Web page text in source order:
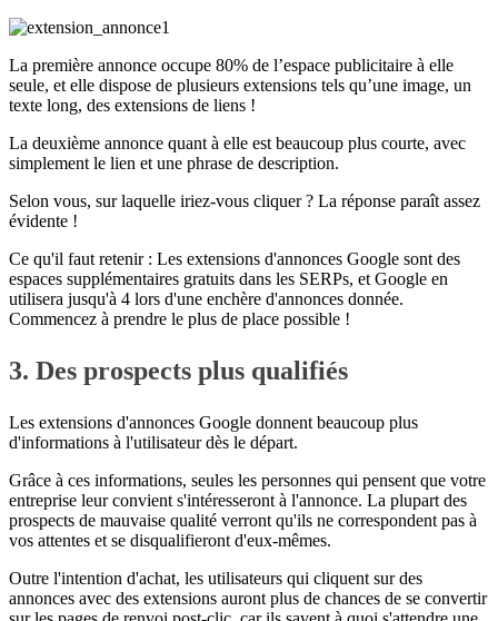
La première annonce occupe 80% de l’espace publicitaire à elle
seule, et elle dispose de plusieurs extensions tels qu’une image, un
texte long, des extensions de liens !
La deuxième annonce quant à elle est beaucoup plus courte, avec
simplement le lien et une phrase de description.
Selon vous, sur laquelle iriez-vous cliquer ? La réponse paraît assez
évidente !
Ce qu'il faut retenir : Les extensions d'annonces Google sont des
espaces supplémentaires gratuits dans les SERPs, et Google en
utilisera jusqu'à 4 lors d'une enchère d'annonces donnée.
Commencez à prendre le plus de place possible !
3. Des prospects plus qualifiés
Les extensions d'annonces Google donnent beaucoup plus
d'informations à l'utilisateur dès le départ.
Grâce à ces informations, seules les personnes qui pensent que votre
entreprise leur convient s'intéresseront à l'annonce. La plupart des
prospects de mauvaise qualité verront qu'ils ne correspondent pas à
vos attentes et se disqualifieront d'eux-mêmes.
Outre l'intention d'achat, les utilisateurs qui cliquent sur des
annonces avec des extensions auront plus de chances de se convertir